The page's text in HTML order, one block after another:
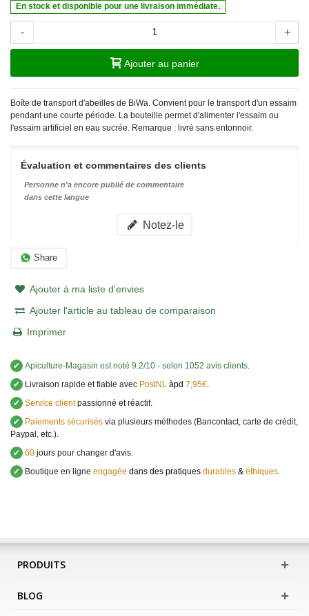
En stock et disponible pour une livraison immédiate.
- +
Ajouter au panier
Boîte de transport d'abeilles de BiWa. Convient pour le transport d'un essaim
pendant une courte période. La bouteille permet d'alimenter l'essaim ou
l'essaim artificiel en eau sucrée. Remarque : livré sans entonnoir.
Évaluation et commentaires des clients
Personne n'a encore publié de commentaire
dans cette langue
Notez-le
Share
Ajouter à ma liste d'envies
Ajouter l'article au tableau de comparaison
Imprimer
✔ Apiculture-Magasin est noté 9.2/10 - selon 1052 avis clients
✔
Livraison rapide et fiable avec PostNL àpd 7,95€
✔ Service clientpassionné et réactif.
✔
Paiements sécurisés via plusieurs méthodes (Bancontact, carte de crédit,
Paypal, etc.).
✔ 60 jours pour changer d'avis.
✔
Boutique en ligne engagée dans des pratiques durables & éthiques
PRODUITS
BLOG